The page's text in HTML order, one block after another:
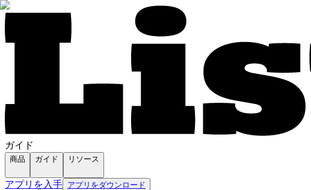
ガイド
商品 ガイド リソース
アプリを入手 アプリをダウンロード